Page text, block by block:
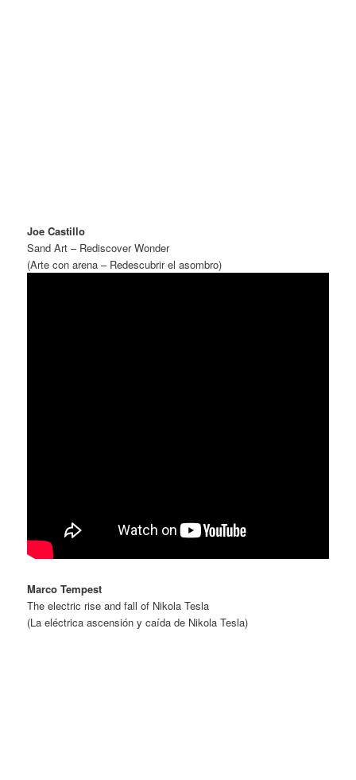
Joe Castillo
Sand Art – Rediscover Wonder
(Arte con arena – Redescubrir el asombro)
Marco Tempest
The electric rise and fall of Nikola Tesla
(La eléctrica ascensión y caída de Nikola Tesla)